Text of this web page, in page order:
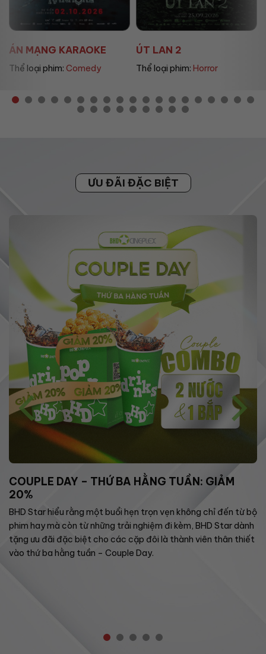
MẠNG KARAOKE
loại phim:Comedy
ÚT LAN 2
Thể loại phim:Horror
ƯU ĐÃI ĐẶC BIỆT
COUPLE DAY – THỨ BA HẰNG TUẦN: GIẢM
20%
BHD Star hiểu rằng một buổi hẹn trọn vẹn không chỉ đến từ bộ
phim hay mà còn từ những trải nghiệm đi kèm, BHD Star dành
tặng ưu đãi đặc biệt cho các cặp đôi là thành viên thân thiết
vào thứ ba hằng tuần – Couple Day.